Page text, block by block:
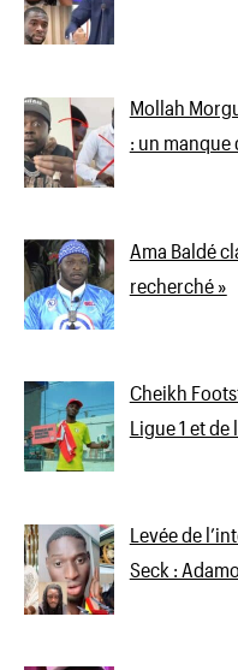
Mollah
: un manque
Ama Baldé
recherché »
Cheikh
Ligue 1 et de
Levée de
Seck :